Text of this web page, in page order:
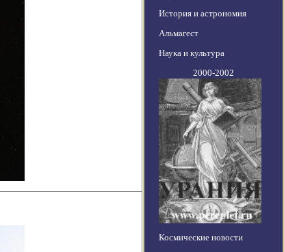
История и астрономия
Альмагест
Наука и культура
2000-2002
Космические новости